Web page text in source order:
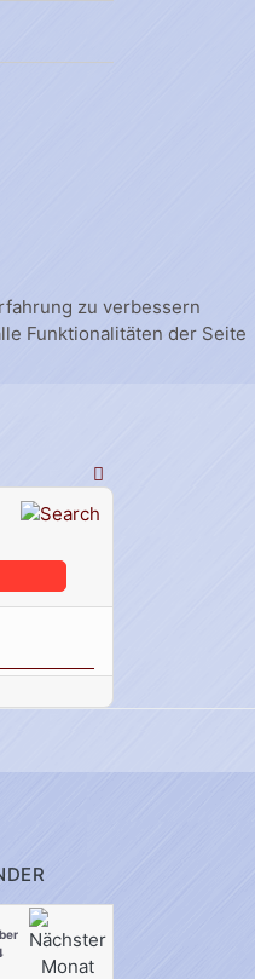
zu verbessern
Funktionalitäten der Seite